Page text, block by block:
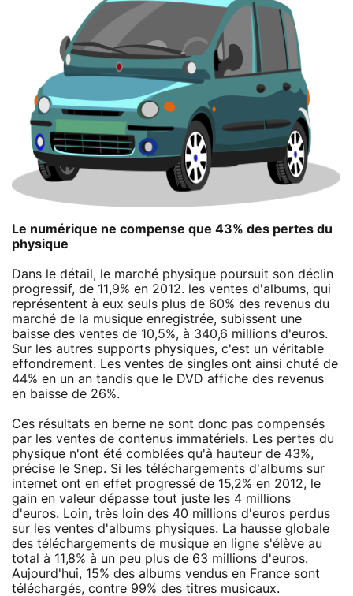
Le numérique ne compense que 43% des pertes du
physique
Dans le détail, le marché physique poursuit son déclin
progressif, de 11,9% en 2012. les ventes d'albums, qui
représentent à eux seuls plus de 60% des revenus du
marché de la musique enregistrée, subissent une
baisse des ventes de 10,5%, à 340,6 millions d'euros.
Sur les autres supports physiques, c'est un véritable
effondrement. Les ventes de singles ont ainsi chuté de
44% en un an tandis que le DVD affiche des revenus
en baisse de 26%.
Ces résultats en berne ne sont donc pas compensés
par les ventes de contenus immatériels. Les pertes du
physique n'ont été comblées qu'à hauteur de 43%,
précise le Snep. Si les téléchargements d'albums sur
internet ont en effet progressé de 15,2% en 2012, le
gain en valeur dépasse tout juste les 4 millions
d'euros. Loin, très loin des 40 millions d'euros perdus
sur les ventes d'albums physiques. La hausse globale
des téléchargements de musique en ligne s'élève au
total à 11,8% à un peu plus de 63 millions d'euros.
Aujourd'hui, 15% des albums vendus en France sont
téléchargés, contre 99% des titres musicaux.